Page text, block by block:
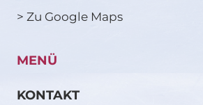
> Zu Google Maps
MENÜ
KONTAKT